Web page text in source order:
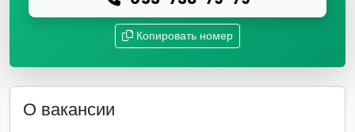
Копировать номер
О вакансии